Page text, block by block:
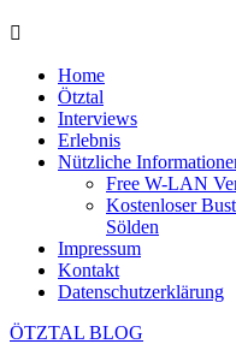
Home
Ötztal
Interviews
Erlebnis
Nützliche
Free W-LAN
Kostenloser
Sölden
Impressum
Kontakt
Datenschutzerklärung
ÖTZTAL BLOG